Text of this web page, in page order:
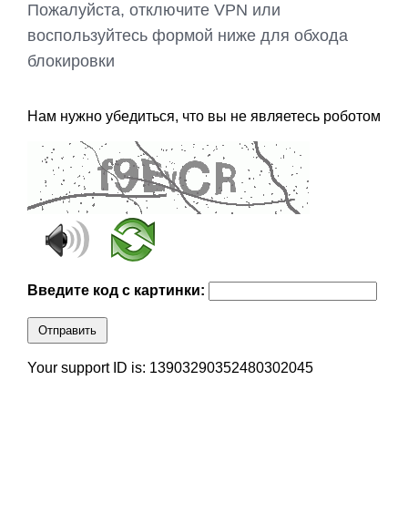
Пожалуйста, отключите VPN или
воспользуйтесь формой ниже для обхода
блокировки
Нам нужно убедиться, что вы не являетесь роботом
Введите код с картинки:
Отправить
Your support ID is: 13903290352480302045